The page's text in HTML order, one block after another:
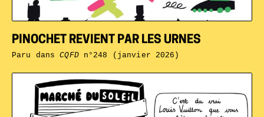
PINOCHET REVIENT PAR LES URNES
Paru dansCQFDn°248 (janvier 2026)